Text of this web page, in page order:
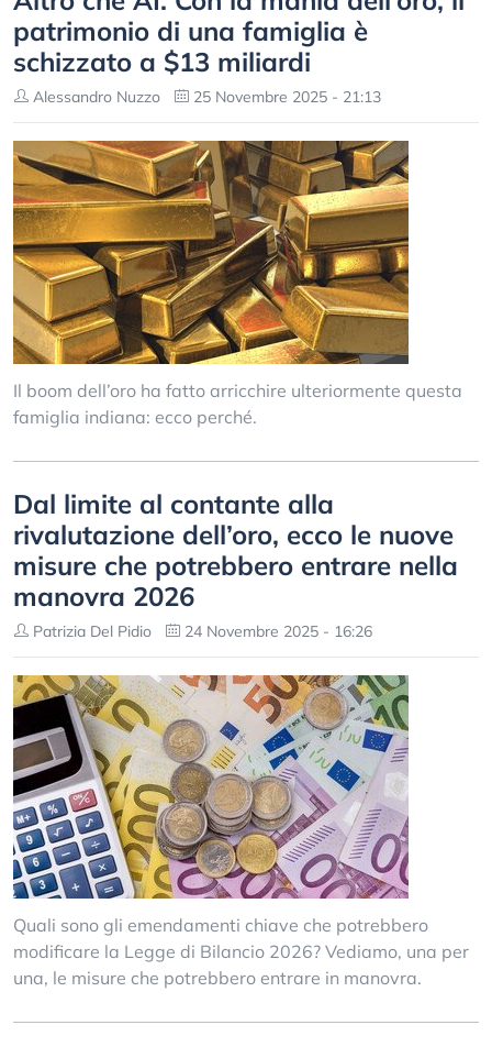
patrimonio di una famiglia è
schizzato a $13 miliardi
Alessandro Nuzzo 25 Novembre 2025 - 21:13
Il boom dell’oro ha fatto arricchire ulteriormente questa
famiglia indiana: ecco perché.
Dal limite al contante alla
rivalutazione dell’oro, ecco le nuove
misure che potrebbero entrare nella
manovra 2026
Patrizia Del Pidio 24 Novembre 2025 - 16:26
Quali sono gli emendamenti chiave che potrebbero
modificare la Legge di Bilancio 2026? Vediamo, una per
una, le misure che potrebbero entrare in manovra.